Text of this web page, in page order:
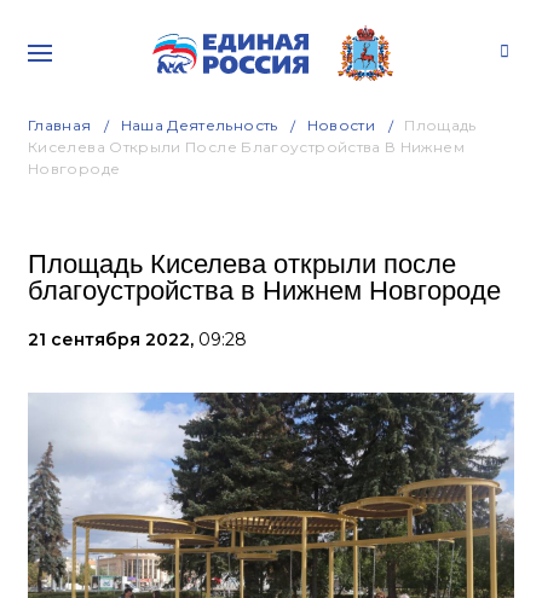
Главная Наша Деятельность Новости
Площадь
Киселева Открыли После Благоустройства В Нижнем
Новгороде
Площадь Киселева открыли после
благоустройства в Нижнем Новгороде
21 сентября 2022, 09:28